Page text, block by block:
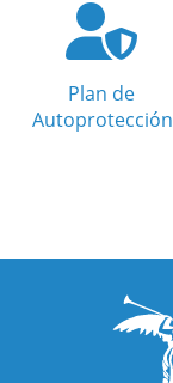
Plan de
Autoprotección